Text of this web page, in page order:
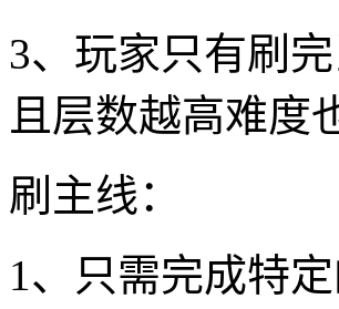
3、玩家只有刷
且层数越高难度
刷主线：
1、只需完成特